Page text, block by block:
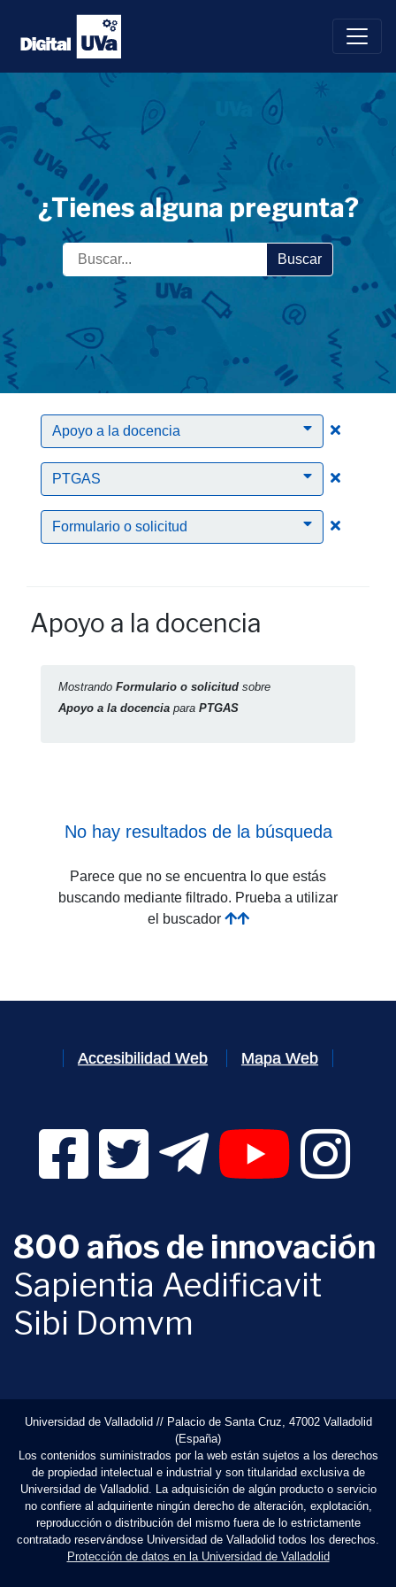
Saltar
contenido
¿Tienes alguna pregunta?
Buscar
Apoyo a la docencia Clic
PTGAS Clic
Formulario o solicitud Clic
Apoyo a la docencia
Mostrando Formulario o solicitud sobre
Apoyo a la docencia para PTGAS
No hay resultados de la búsqueda
Parece que no se encuentra lo que estás
buscando mediante filtrado. Prueba a utilizar
el buscador
Accesibilidad Web Mapa Web
Facebook Digital UVa (se abrirá en una nueva
Twitter Digital UVa (se abrirá en una
Telegram Digital UVa (se
YouTube Digital
800 años de innovación
Sapientia Aedificavit
Sibi Domvm
Universidad de Valladolid // Palacio de Santa Cruz, 47002 Valladolid
(España)
Los contenidos suministrados por la web están sujetos a los derechos
de propiedad intelectual e industrial y son titularidad exclusiva de
Universidad de Valladolid. La adquisición de algún producto o servicio
no confiere al adquiriente ningún derecho de alteración, explotación,
reproducción o distribución del mismo fuera de lo estrictamente
contratado reservándose Universidad de Valladolid todos los derechos.
Protección de datos en la Universidad de Valladolid